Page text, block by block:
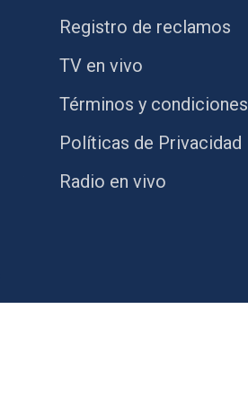
Registro de reclamos
TV en vivo
Términos y condiciones
Políticas de Privacidad
Radio en vivo